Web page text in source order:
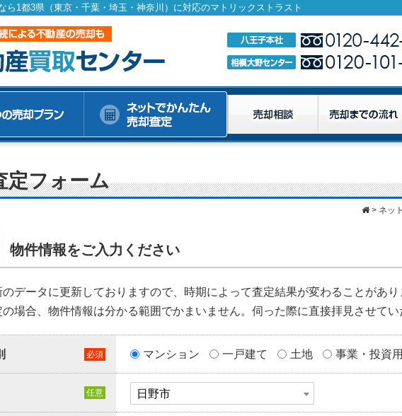
ら1都3県（東京・千葉・埼玉・神奈川）に対応のマトリックストラスト
定フォーム
> ネッ
物件情報をご入力ください
データに更新しておりますので、時期によって査定結果が変わることがあり
場合、物件情報は分かる範囲でかまいません。伺った際に直接拝見させてい
マンション 一戸建て 土地 事業・投資用
日野市